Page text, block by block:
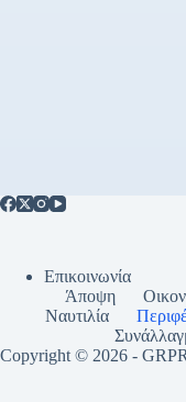
Επικοινωνία
Άποψη
Ναυτιλία
Copyright © 2026 -